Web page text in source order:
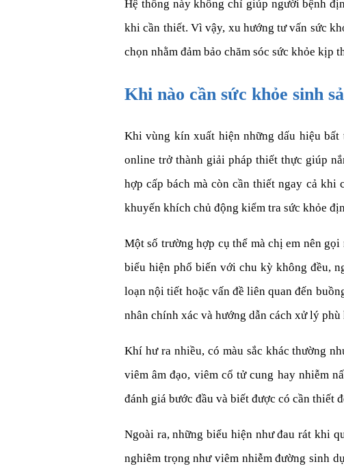
Hệ thống này không chỉ giúp người bệnh
khi cần thiết. Vì vậy, xu hướng tư vấn sức
chọn nhằm đảm bảo chăm sóc sức khỏe kịp
Khi nào cần sức khỏe sinh
Khi vùng kín xuất hiện những dấu hiệu bất
online trở thành giải pháp thiết thực giúp
hợp cấp bách mà còn cần thiết ngay cả
khuyến khích chủ động kiểm tra sức khỏe
Một số trường hợp cụ thể mà chị em nên
biểu hiện phổ biến với chu kỳ không đều,
loạn nội tiết hoặc vấn đề liên quan đến
nhân chính xác và hướng dẫn cách xử lý phù
Khí hư ra nhiều, có màu sắc khác thường
viêm âm đạo, viêm cổ tử cung hay nhiễm
đánh giá bước đầu và biết được có cần thiết
Ngoài ra, những biểu hiện như đau rát khi
nghiêm trọng như viêm nhiễm đường sinh